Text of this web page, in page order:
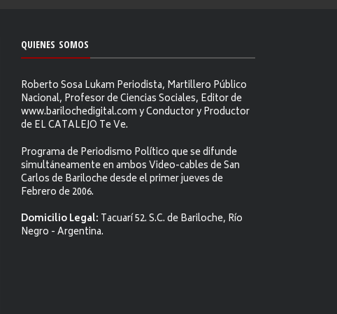
QUIENES SOMOS
Roberto Sosa Lukam Periodista, Martillero Público
Nacional, Profesor de Ciencias Sociales, Editor de
www.barilochedigital.com y Conductor y Productor
de EL CATALEJO Te Ve.
Programa de Periodismo Político que se difunde
simultáneamente en ambos Video-cables de San
Carlos de Bariloche desde el primer jueves de
Febrero de 2006.
Domicilio Legal: Tacuarí 52. S.C. de Bariloche, Río
Negro - Argentina.